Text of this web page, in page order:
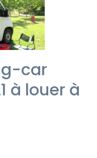
car
à louer à